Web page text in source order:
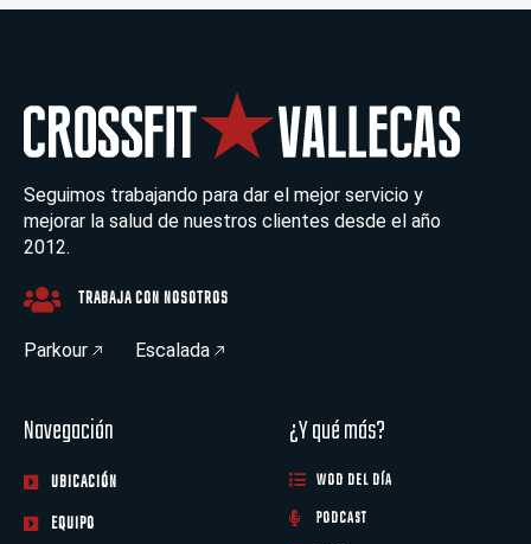
Seguimos trabajando para dar el mejor servicio y
mejorar la salud de nuestros clientes desde el año
2012.
TRABAJA CON NOSOTROS
Parkour Escalada
Navegación
UBICACIÓN
EQUIPO
¿Y qué más?
WOD DEL DÍA
PODCAST